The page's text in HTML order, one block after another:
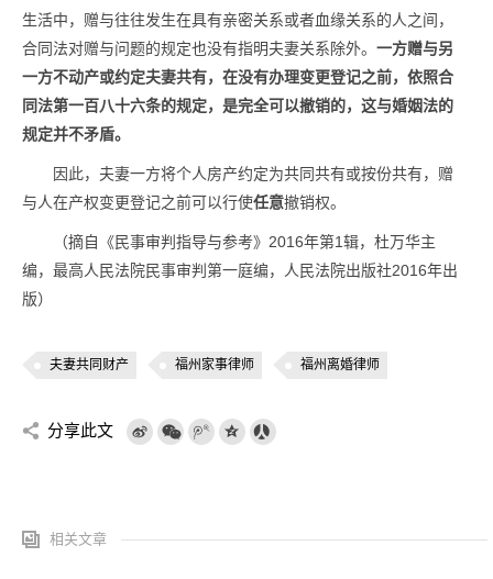
生活中，赠与往往发生在具有亲密关系或者血缘关系的人之间，
合同法对赠与问题的规定也没有指明夫妻关系除外。 一方赠与另
一方不动产或约定夫妻共有，在没有办理变更登记之前，依照合
同法第一百八十六条的规定，是完全可以撤销的，这与婚姻法的
规定并不矛盾。
因此，夫妻一方将个人房产约定为共同共有或按份共有，赠
与人在产权变更登记之前可以行使任意撤销权。
（摘自《民事审判指导与参考》2016年第1辑，杜万华主
编，最高人民法院民事审判第一庭编，人民法院出版社2016年出
版）
夫妻共同财产 福州家事律师 福州离婚律师
分享此文
相关文章